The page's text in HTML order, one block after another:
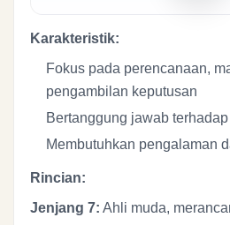
Karakteristik:
Fokus pada perencanaan,
pengambilan keputusan
Bertanggung jawab
Membutuhkan pengalaman
Rincian:
Jenjang 7: Ahli muda,